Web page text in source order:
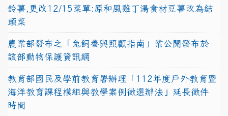
鈴薯,更改12/15菜單:原和風雞丁湯食材豆薯改為結
頭菜
農業部發布之「兔飼養與照顧指南」業公開發布於
該部動物保護資訊網
教育部國民及學前教育署辦理「112年度戶外教育暨
海洋教育課程模組與教學案例徵選辦法」延長徵件
時間